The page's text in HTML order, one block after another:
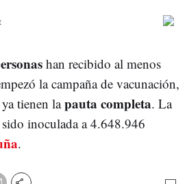
han recibido al menos
la campaña de vacunación,
ya tienen lapauta completa. La
inoculada a 4.648.946
.